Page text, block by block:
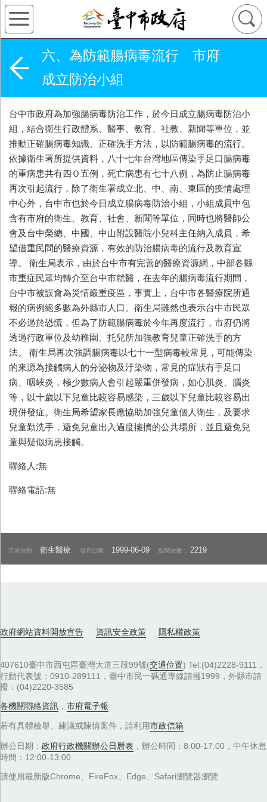
六、為防範腸病毒流行 市府
成立防治小組
台中市政府為加強腸病毒防治工作，於今日成立腸病毒防治小
組，結合衛生行政體系、醫事、教育、社教、新聞等單位，並
推動正確腸病毒知識、正確洗手方法，以防範腸病毒的流行。
依據衛生署所提供資料，八十七年台灣地區傳染手足口腸病毒
的重病患共有四Ｏ五例，死亡病患有七十八例，為防止腸病毒
再次引起流行，除了衛生署成立北、中、南、東區的疫情處理
中心外，台中市也於今日成立腸病毒防治小組，小組成員中包
含有市府的衛生、教育、社會、新聞等單位，同時也將醫師公
會及台中榮總、中國、中山附設醫院小兒科主任納入成員，希
望借重民間的醫療資源，有效的防治腸病毒的流行及教育宣
導。 衛生局表示，由於台中市有完善的醫療資源網，中部各縣
市重症民眾均轉介至台中市就醫，在去年的腸病毒流行期間，
台中市被誤會為災情嚴重疫區，事實上，台中市各醫療院所通
報的病例絕多數為外縣市人口。衛生局雖然也表示台中市民眾
不必過於恐慌，但為了防範腸病毒於今年再度流行，市府仍將
透過行政單位及幼稚園、托兒所加強教育兒童正確洗手的方
法。 衛生局再次強調腸病毒以七十一型病毒較常見，可能傳染
的來源為接觸病人的分泌物及汙染物，常見的症狀有手足口
病、咽峽炎，極少數病人會引起嚴重併發病，如心肌炎、腦炎
等，以十歲以下兒童比較容易感染，三歲以下兒童比較容易出
現併發症。衛生局希望家長應協助加強兒童個人衛生，及要求
兒童勤洗手，避免兒童出入過度擁擠的公共場所，並且避免兒
童與疑似病患接觸。
聯絡人:無
聯絡電話:無
市府分類：衛生醫療 發布日期： 1999-06-09 點閱次數： 2219
政府網站資料開放宣告 資訊安全政策 隱私權政策
407610臺中市西屯區臺灣大道三段99號(交通位置) Tel:(04)2228-9111．
行動代表號：0910-289111，臺中市民一碼通專線請撥1999，外縣市請
撥：(04)2220-3585
各機關聯絡資訊 ， 市府電子報
若有具體檢舉、建議或陳情案件，請利用市政信箱
辦公日期： 政府行政機關辦公日曆表 ，辦公時間：8:00-17:00，中午休息
時間：12:00-13:00
請使用最新版Chrome、FireFox、Edge、Safari瀏覽器瀏覽